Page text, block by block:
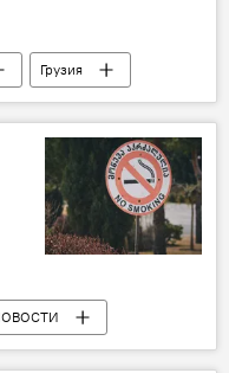
Грузия